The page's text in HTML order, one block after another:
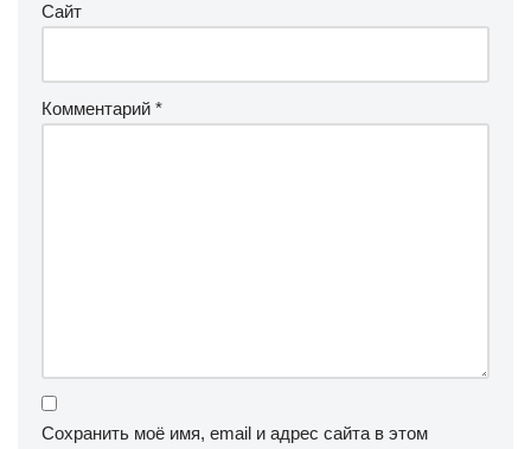
Сайт
Комментарий *
Сохранить моё имя, email и адрес сайта в этом